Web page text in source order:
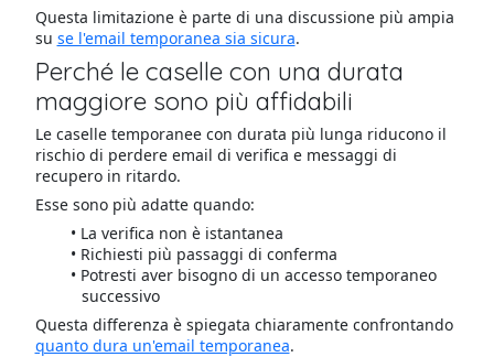
Questa limitazione è parte di una discussione più ampia
su se l'email temporanea sia sicura.
Perché le caselle con una durata
maggiore sono più affidabili
Le caselle temporanee con durata più lunga riducono il
rischio di perdere email di verifica e messaggi di
recupero in ritardo.
Esse sono più adatte quando:
La verifica non è istantanea
Richiesti più passaggi di conferma
Potresti aver bisogno di un accesso temporaneo
successivo
Questa differenza è spiegata chiaramente confrontando
quanto dura un'email temporanea.